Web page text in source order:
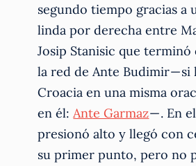
segundo tiempo gracias a
linda por derecha entre
Josip Stanisic que
la red de Ante Budimir — si
Croacia en una misma
en él:Ante Garmaz— . En
presionó alto y llegó con
su primer punto, pero no